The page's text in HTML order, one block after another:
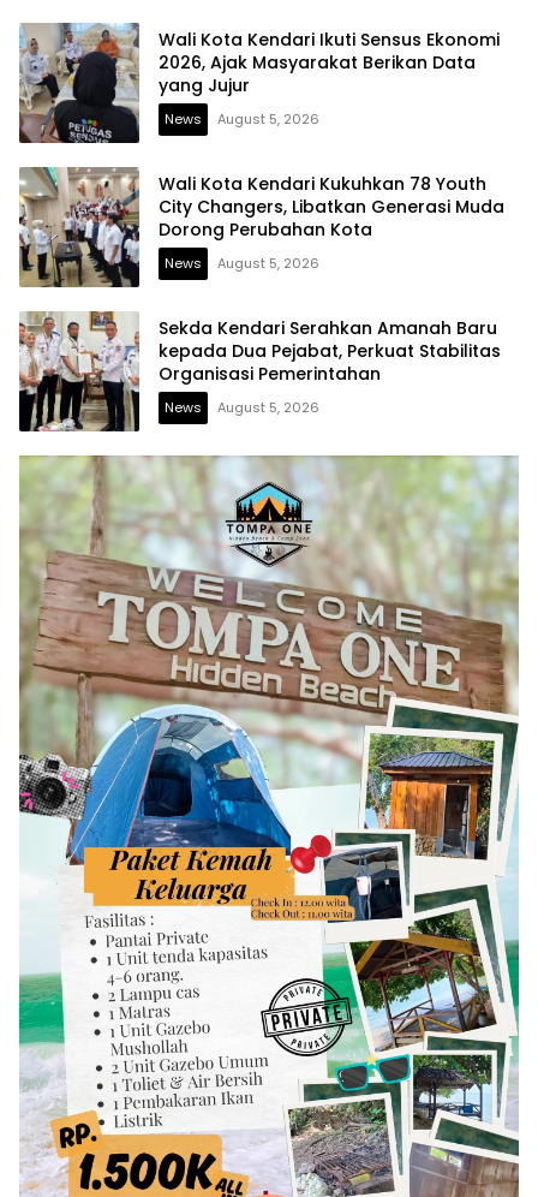
Wali Kota Kendari Ikuti Sensus Ekonomi
2026, Ajak Masyarakat Berikan Data
yang Jujur
News August 5, 2026
Wali Kota Kendari Kukuhkan 78 Youth
City Changers, Libatkan Generasi Muda
Dorong Perubahan Kota
News August 5, 2026
Sekda Kendari Serahkan Amanah Baru
kepada Dua Pejabat, Perkuat Stabilitas
Organisasi Pemerintahan
News August 5, 2026